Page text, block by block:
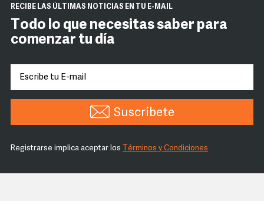
RECIBE LAS ÚLTIMAS NOTICIAS EN TU E-MAIL
Todo lo que necesitas saber para
comenzar tu día
Suscríbete
Registrarse implica aceptar los Términos y Condiciones